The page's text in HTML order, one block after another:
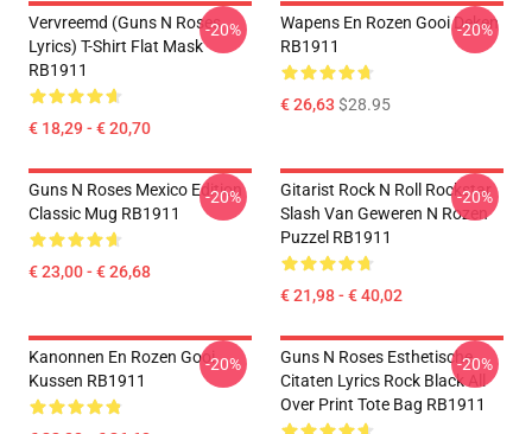
Vervreemd (Guns N Roses
Lyrics) T-Shirt Flat Mask
RB1911
€ 18,29 - € 20,70
-20%
Wapens En Rozen Gooi Deken
RB1911
€ 26,63 $28.95
-20%
Guns N Roses Mexico Edition
Classic Mug RB1911
€ 23,00 - € 26,68
-20%
Gitarist Rock N Roll Rockstar
Slash Van Geweren N Rozen
Puzzel RB1911
€ 21,98 - € 40,02
-20%
Kanonnen En Rozen Gooi
Kussen RB1911
-20%
Guns N Roses Esthetische
Citaten Lyrics Rock Black All
Over Print Tote Bag RB1911
-20%